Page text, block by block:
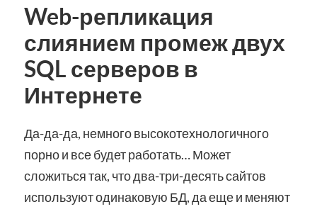
Web-репликация
слиянием промеж двух
SQL серверов в
Интернете
Да-да-да, немного высокотехнологичного
порно и все будет работать… Может
сложиться так, что два-три-десять сайтов
используют одинаковую БД, да еще и меняют